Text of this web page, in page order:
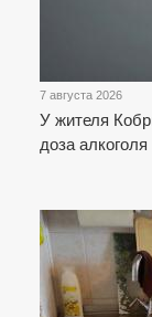
7 августа 2026
У жителя
доза